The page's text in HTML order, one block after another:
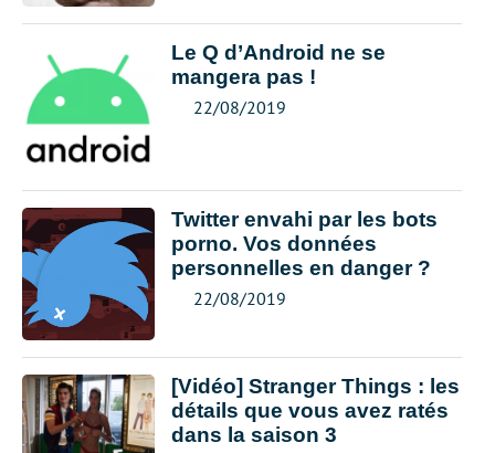
Le Q d’Android ne se
mangera pas !
22/08/2019
Twitter envahi par les bots
porno. Vos données
personnelles en danger ?
22/08/2019
[Vidéo] Stranger Things : les
détails que vous avez ratés
dans la saison 3